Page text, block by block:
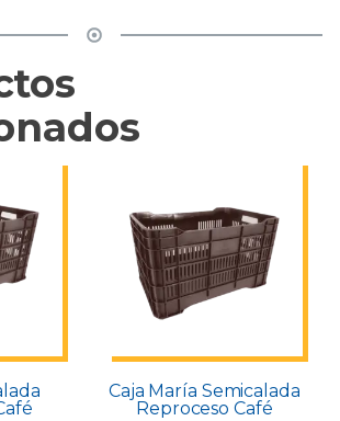
Caja María Semicalada
Reproceso Café